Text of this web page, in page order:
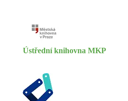
Ústřední knihovna MKP